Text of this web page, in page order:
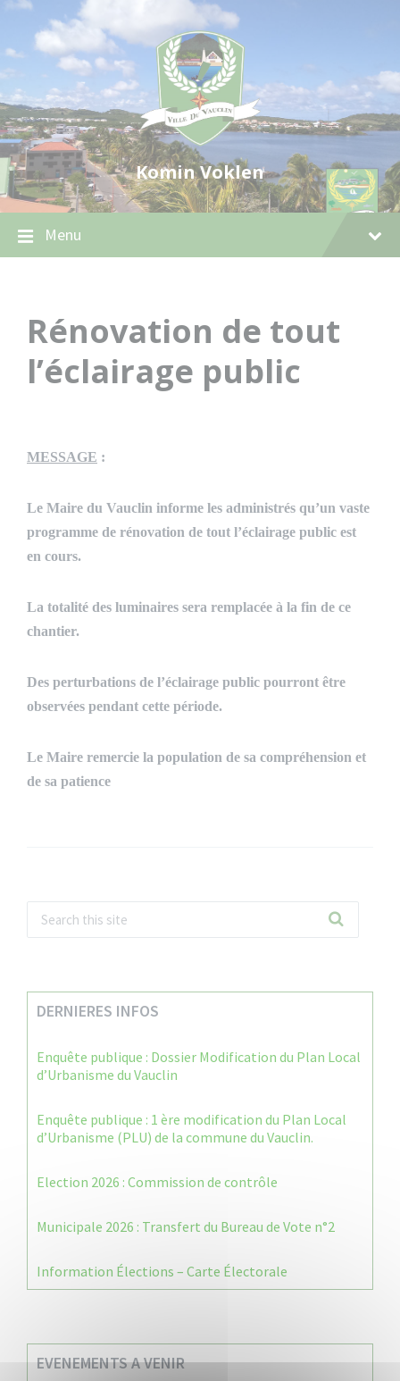
Skip
content
Skip
navigation
Skip
footer
Komin Voklen
Menu
Rénovation de tout
l’éclairage public
MESSAGE :
Le Maire du Vauclin informe les administrés qu’un vaste
programme de rénovation de tout l’éclairage public est
en cours.
La totalité des luminaires sera remplacée à la fin de ce
chantier.
Des perturbations de l’éclairage public pourront être
observées pendant cette période.
Le Maire remercie la population de sa compréhension et
de sa patience
DERNIERES INFOS
Enquête publique : Dossier Modification du Plan Local
d’Urbanisme du Vauclin
Enquête publique : 1 ère modification du Plan Local
d’Urbanisme (PLU) de la commune du Vauclin.
Election 2026 : Commission de contrôle
Municipale 2026 : Transfert du Bureau de Vote n°2
Information Élections – Carte Électorale
EVENEMENTS A VENIR